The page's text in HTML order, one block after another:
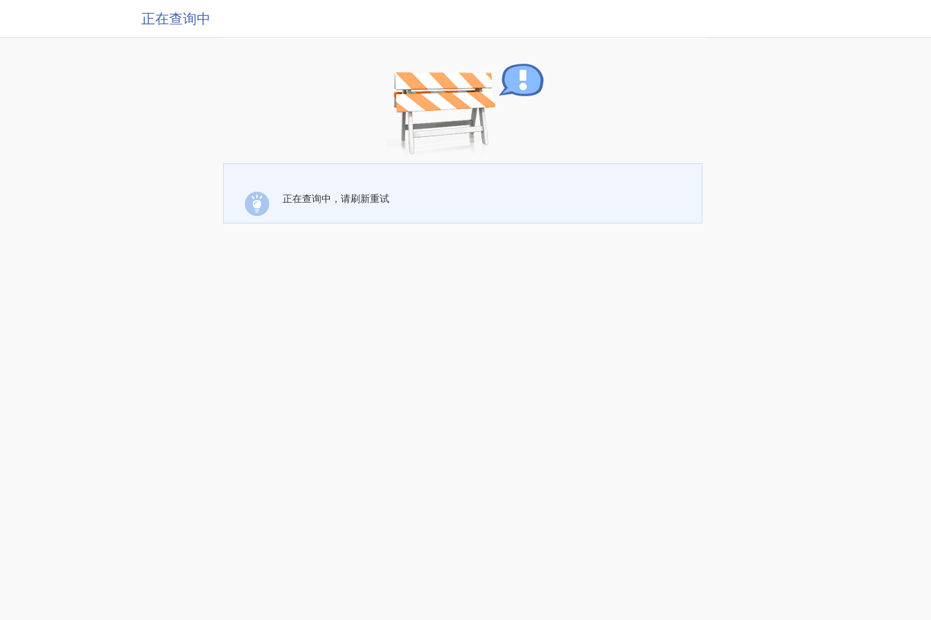
正在查询中
正在查询中，请刷新重试